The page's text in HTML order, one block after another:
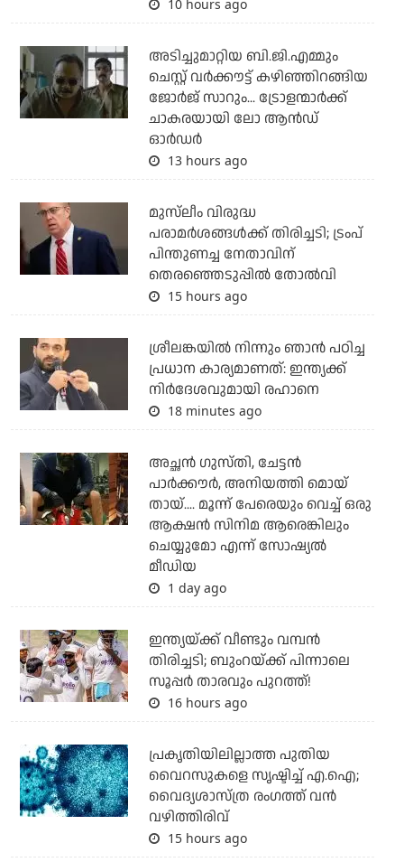
10 hours ago
അടിച്ചുമാറ്റിയ ബി.ജി.എമ്മും
ചെസ്റ്റ് വര്‍ക്കൗട്ട് കഴിഞ്ഞിറങ്ങിയ
ജോര്‍ജ് സാറും... ട്രോളന്മാര്‍ക്ക്
ചാകരയായി ലോ ആന്‍ഡ്
ഓര്‍ഡര്‍
13 hours ago
മുസ്‌ലീം വിരുദ്ധ
പരാമര്‍ശങ്ങള്‍ക്ക് തിരിച്ചടി; ട്രംപ്
പിന്തുണച്ച നേതാവിന്
തെരഞ്ഞെടുപ്പില്‍ തോല്‍വി
15 hours ago
ശ്രീലങ്കയില്‍ നിന്നും ഞാന്‍ പഠിച്ച
പ്രധാന കാര്യമാണത്: ഇന്ത്യക്ക്
നിര്‍ദേശവുമായി രഹാനെ
18 minutes ago
അച്ഛന്‍ ഗുസ്തി, ചേട്ടന്‍
പാര്‍ക്കൗര്‍, അനിയത്തി മൊയ്
തായ്.... മൂന്ന് പേരെയും വെച്ച് ഒരു
ആക്ഷന്‍ സിനിമ ആരെങ്കിലും
ചെയ്യുമോ എന്ന് സോഷ്യല്‍
മീഡിയ
1 day ago
ഇന്ത്യയ്ക്ക് വീണ്ടും വമ്പന്‍
തിരിച്ചടി; ബുംറയ്ക്ക് പിന്നാലെ
സൂപ്പര്‍ താരവും പുറത്ത്!
16 hours ago
പ്രകൃതിയിലില്ലാത്ത പുതിയ
വൈറസുകളെ സൃഷ്ടിച്ച് എ.ഐ;
വൈദ്യശാസ്ത്ര രംഗത്ത് വന്‍
വഴിത്തിരിവ്
15 hours ago